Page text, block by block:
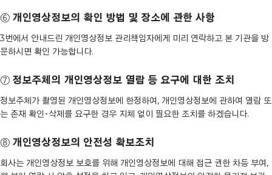
⑥ 개인영상정보의 확인 방법 및 장소에 관한 사항
3번에서 안내드린 개인영상정보 관리책임자에게 미리 연락하고 본 기관을 방
문하시면 확인 가능합니다.
⑦ 정보주체의 개인영상정보 열람 등 요구에 대한 조치
정보주체가 촬영된 개인영상정보에 한정하여, 개인영상정보에 관하여 열람 또
는 존재 확인･삭제를 요구한 경우 지체 없이 필요한 조치를 하겠습니다.
⑧ 개인영상정보의 안전성 확보조치
회사는 개인영상정보 보호를 위해 개인영상정보에 대해 접근 권한 차등 부여,